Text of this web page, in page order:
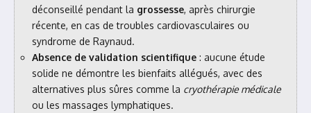
déconseillé pendant la grossesse, après chirurgie
récente, en cas de troubles cardiovasculaires ou
syndrome de Raynaud.
Absence de validation scientifique : aucune étude
solide ne démontre les bienfaits allégués, avec des
alternatives plus sûres comme la cryothérapie médicale
ou les massages lymphatiques.